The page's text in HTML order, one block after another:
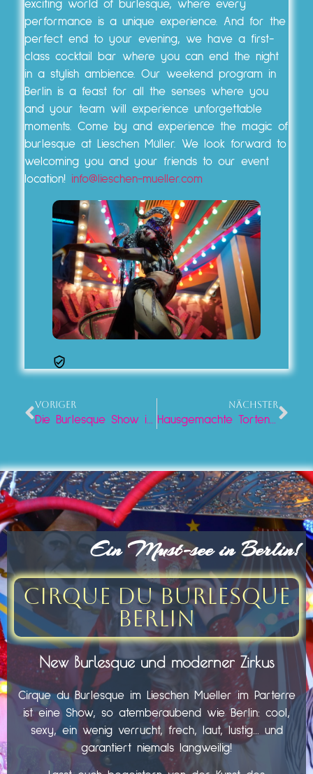
exciting world of burlesque, where every
performance is a unique experience. And for the
perfect end to your evening, we have a first-
class cocktail bar where you can end the night
in a stylish ambience. Our weekend program in
Berlin is a feast for all the senses where you
and your team will experience unforgettable
moments. Come by and experience the magic of
burlesque at Lieschen Müller. We look forward to
welcoming you and your friends to our event
location! info@lieschen-mueller.com
VORIGER
Die Burlesque Show in Berlin
NÄCHSTER
Hausgemachte Torten in Berlin am Alexanderplatz
Ein Must-see in Berlin!
Cirque du Burlesque
Berlin
New Burlesque und moderner Zirkus
Cirque du Burlesque im Lieschen Mueller im Parterre
ist eine Show, so atemberaubend wie Berlin: cool,
sexy, ein wenig verrucht, frech, laut, lustig… und
garantiert niemals langweilig!